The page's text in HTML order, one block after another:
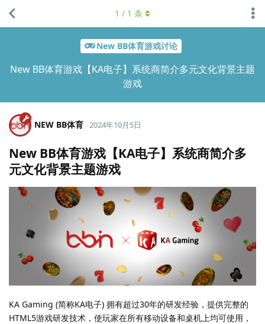
New BB体育游戏讨论
New BB体育游戏【KA电子】系统商简介多元文化背景主题
游戏
1 / 1 条
NEW BB体育 2024年10月5日
New BB体育游戏【KA电子】系统商简介多
元文化背景主题游戏
KA Gaming (简称KA电子) 拥有超过30年的研发经验，提供完整的
HTML5游戏研发技术，使玩家在所有移动设备和桌机上均可使用，